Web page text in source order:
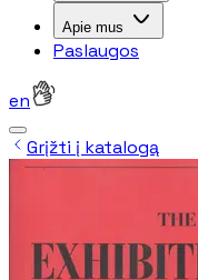
Apie mus
Paslaugos
en
Grįžti į katalogą